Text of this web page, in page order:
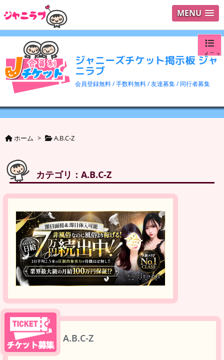
MENU
ジャニーズチケット掲示板 ジャ
ニラブ
会員登録無料 / 手数料無料 / 友達募集 / 同行者募集
メニュ
ログイ
ユーザ
ホーム > A.B.C-Z
カテゴリ：A.B.C-Z
A.B.C-Z